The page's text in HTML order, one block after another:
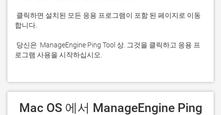
로그램 사용을 시작하십시오.